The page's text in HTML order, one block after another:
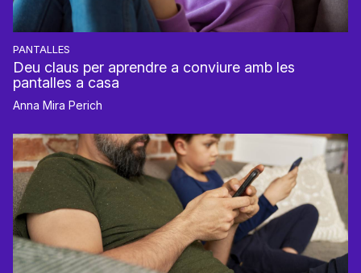
PANTALLES
Deu claus per aprendre a conviure amb les
pantalles a casa
Anna Mira Perich